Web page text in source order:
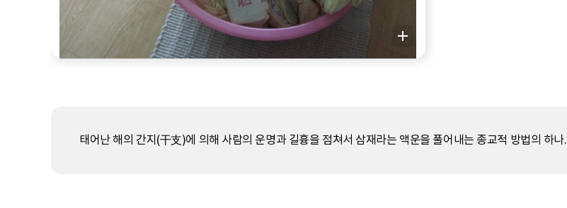
태어난 해의 간지(干支)에 의해 사람의 운명과 길흉을 점쳐서 삼재라는 액운을 풀어내는 종교적 방법의 하나.